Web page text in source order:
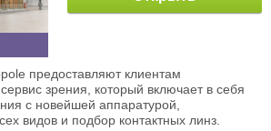
предоставляют клиентам
зрения, который включает в себя
с новейшей аппаратурой,
видов и подбор контактных линз.